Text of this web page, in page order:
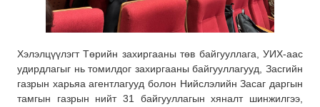
Хэлэлцүүлэгт Төрийн захиргааны төв байгууллага, УИХ-аас
удирдлагыг нь томилдог захиргааны байгууллагууд, Засгийн
газрын харьяа агентлагууд болон Нийслэлийн Засаг даргын
тамгын газрын нийт 31 байгууллагын хяналт шинжилгээ,